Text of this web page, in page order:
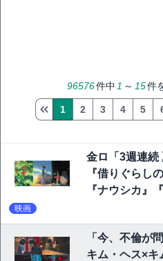
96576件中 1 ～ 15件
1 2 3 4 5
金ロ「3週連
『借りぐらし
『ナウシカ』
映画
「今、不倫が
キム・ヘス×キ